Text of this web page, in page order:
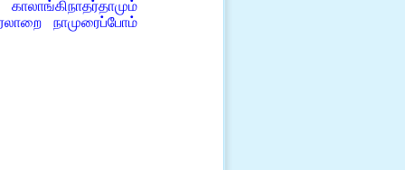
நாமுரைப்போம்